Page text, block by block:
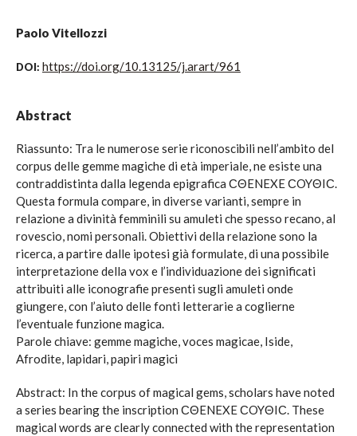
Paolo Vitellozzi
DOI: https://doi.org/10.13125/j.arart/961
Abstract
Riassunto: Tra le numerose serie riconoscibili nell’ambito del
corpus delle gemme magiche di età imperiale, ne esiste una
contraddistinta dalla legenda epigrafica ϹΘENEXE ϹOYΘIϹ.
Questa formula compare, in diverse varianti, sempre in
relazione a divinità femminili su amuleti che spesso recano, al
rovescio, nomi personali. Obiettivi della relazione sono la
ricerca, a partire dalle ipotesi già formulate, di una possibile
interpretazione della vox e l’individuazione dei significati
attribuiti alle iconografie presenti sugli amuleti onde
giungere, con l’aiuto delle fonti letterarie a coglierne
l’eventuale funzione magica.
Parole chiave: gemme magiche, voces magicae, Iside,
Afrodite, lapidari, papiri magici
Abstract: In the corpus of magical gems, scholars have noted
a series bearing the inscription ϹΘENEXE ϹOYΘIϹ. These
magical words are clearly connected with the representation